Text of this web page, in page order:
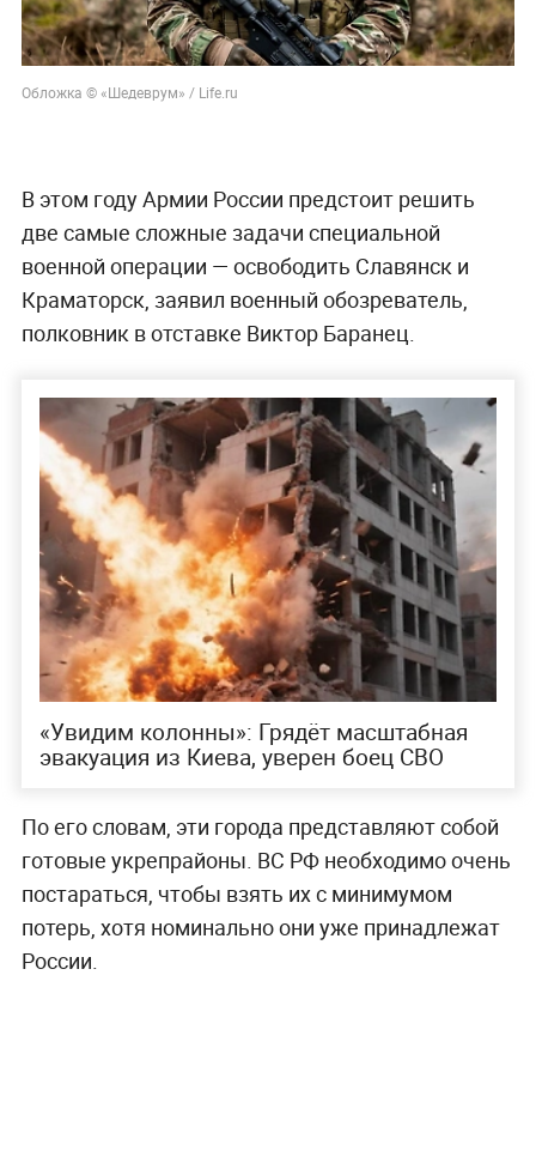
Обложка © «Шедеврум» / Life.ru
В этом году Армии России предстоит решить
две самые сложные задачи специальной
военной операции — освободить Славянск и
Краматорск, заявил военный обозреватель,
полковник в отставке Виктор Баранец.
«Увидим колонны»: Грядёт масштабная
эвакуация из Киева, уверен боец СВО
По его словам, эти города представляют собой
готовые укрепрайоны. ВС РФ необходимо очень
постараться, чтобы взять их с минимумом
потерь, хотя номинально они уже принадлежат
России.